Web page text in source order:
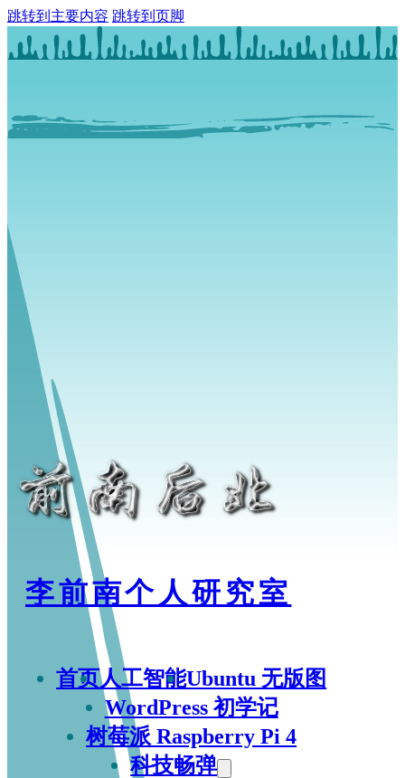
跳转到主要内容 跳转到页脚
李前南个人研究室
首页人工智能Ubuntu 无版图
WordPress 初学记
树莓派 Raspberry Pi 4
科技畅弹